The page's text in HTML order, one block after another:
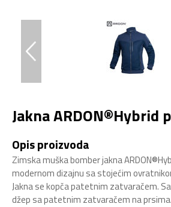
Jakna ARDON®Hybrid
Opis proizvoda
Zimska muška bomber jakna
modernom dizajnu sa stojećim
Jakna se kopča patetnim zatvaračem.
džep sa patetnim zatvaračem na prsima.